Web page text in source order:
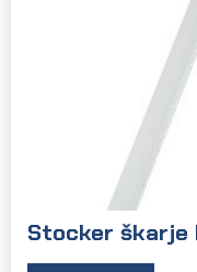
Stocker škarje